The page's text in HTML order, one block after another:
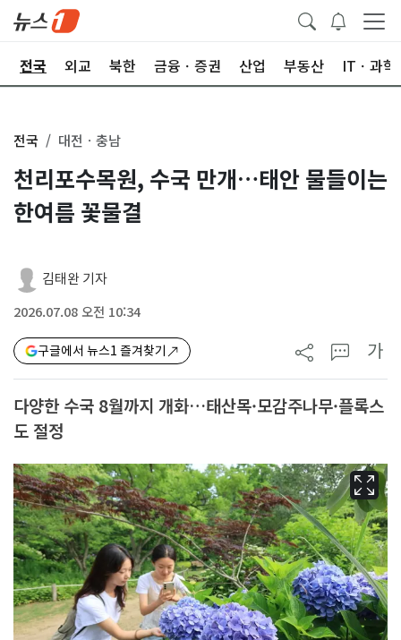
전국 외교 북한 금융ㆍ증권 산업 부동산 ITㆍ과학
전국 대전ㆍ충남
천리포수목원, 수국 만개…태안 물들이는
한여름 꽃물결
김태완 기자
2026.07.08 오전 10:34
구글에서 뉴스1 즐겨찾기 가
다양한 수국 8월까지 개화…태산목·모감주나무·플록스
도 절정